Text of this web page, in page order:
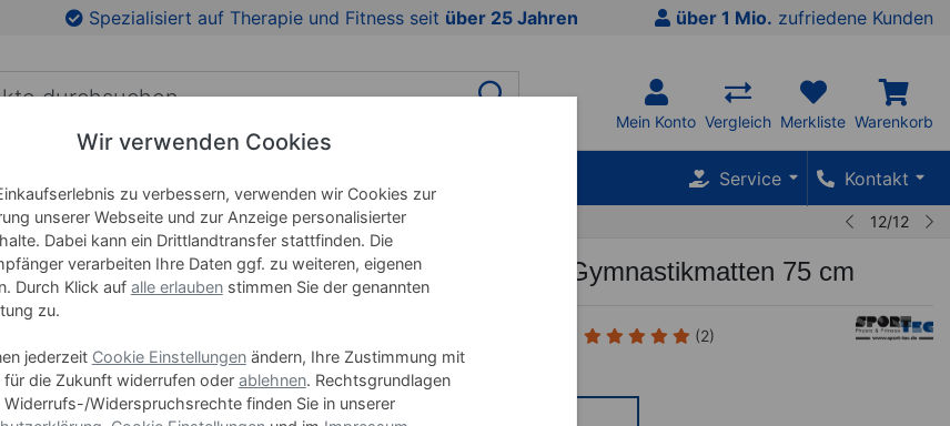
den Produktbildern springen
Spezialisiert auf Therapie und Fitness seit über 25 Jahren über 1 Mio. zufriedene Kunden
Mein Konto Vergleich Merkliste Warenkorb
Service Kontakt
12/12
Wandhalterung für Gymnastikmatten 75 cm
(2)
Ausführung
Wir verwenden Cookies
zu verbessern, verwenden wir Cookies zur
unserer Webseite und zur Anzeige personalisierter
Dabei kann ein Drittlandtransfer stattfinden. Die
verarbeiten Ihre Daten ggf. zu weiteren, eigenen
Durch Klick auf alle erlaubenstimmen Sie der genannten
zu.
jederzeit Cookie Einstellungenändern, Ihre Zustimmung mit
für die Zukunft widerrufen oder ablehnen. Rechtsgrundlagen
Widerrufs-/Widerspruchsrechte finden Sie in unserer